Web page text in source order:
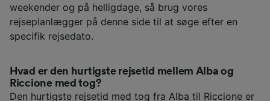
weekender og på helligdage, så brug vores
rejseplanlægger på denne side til at søge efter en
specifik rejsedato.
Hvad er den hurtigste rejsetid mellem Alba og
Riccione med tog?
Den hurtigste rejsetid med tog fra Alba til Riccione er